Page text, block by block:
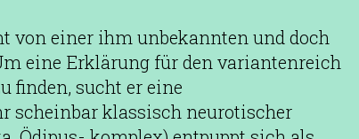
von einer ihm unbekannten und doch
eine Erklärung für den variantenreich
finden, sucht er eine
scheinbar klassisch neurotischer